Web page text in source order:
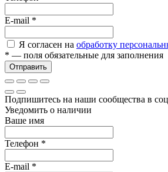
E-mail *
Я согласен на обработку
* — поля обязательные для заполнения
Отправить
Подпишитесь на наши сообщества в
Уведомить о наличии
Ваше имя
Телефон *
E-mail *